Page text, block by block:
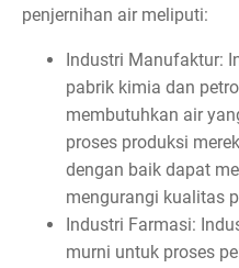
penjernihan air meliputi:
Industri Manufaktur:
pabrik kimia dan
membutuhkan air
proses produksi
dengan baik dapat
mengurangi kualitas
Industri Farmasi:
murni untuk proses